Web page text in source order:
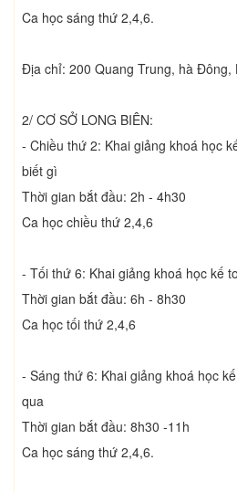
Ca học sáng thứ 2,4,6.
Địa chỉ: 200 Quang Trung, hà Đông,
2/ CƠ SỞ LONG BIÊN:
- Chiều thứ 2: Khai giảng khoá học
biết gì
Thời gian bắt đầu: 2h - 4h30
Ca học chiều thứ 2,4,6
- Tối thứ 6: Khai giảng khoá học kế
Thời gian bắt đầu: 6h - 8h30
Ca học tối thứ 2,4,6
- Sáng thứ 6: Khai giảng khoá học
qua
Thời gian bắt đầu: 8h30 -11h
Ca học sáng thứ 2,4,6.